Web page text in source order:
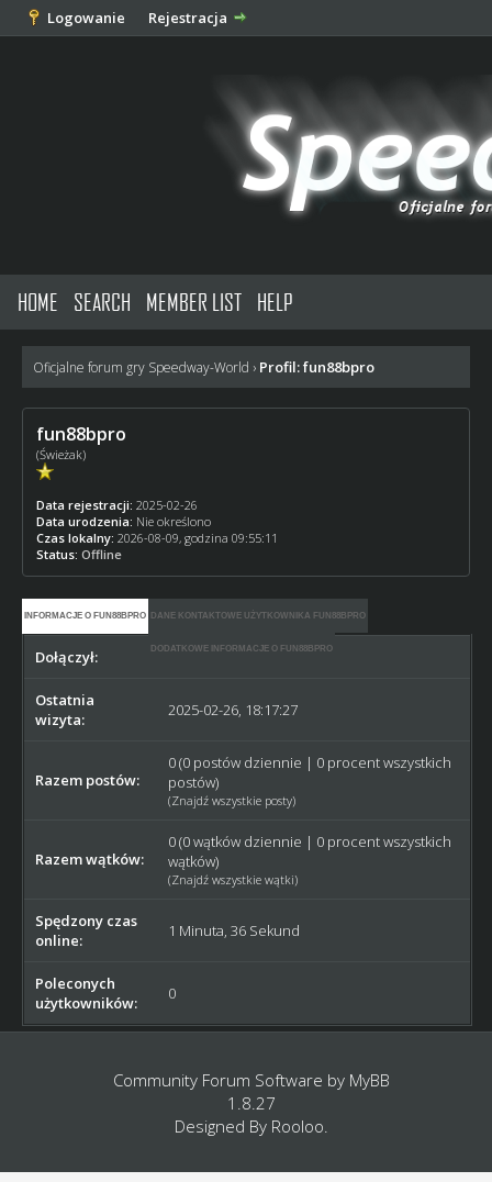
Logowanie Rejestracja
HOME SEARCH MEMBER LIST HELP
Oficjalne forum gry Speedway-World › Profil: fun88bpro
fun88bpro
(Świeżak)
Data rejestracji: 2025-02-26
Data urodzenia: Nie określono
Czas lokalny: 2026-08-09, godzina 09:55:11
Status: Offline
INFORMACJE O FUN88BPRO DANE KONTAKTOWE UŻYTKOWNIKA FUN88BPRO
DODATKOWE INFORMACJE O FUN88BPRO
Dołączył: 2025-02-26
Ostatnia
wizyta:
2025-02-26, 18:17:27
Razem postów:
0 (0 postów dziennie | 0 procent wszystkich
postów)
(Znajdź wszystkie posty)
Razem wątków:
0 (0 wątków dziennie | 0 procent wszystkich
wątków)
(Znajdź wszystkie wątki)
Spędzony czas
online:
1 Minuta, 36 Sekund
Poleconych
użytkowników:
0
Community Forum Software by MyBB
1.8.27
Designed By Rooloo.